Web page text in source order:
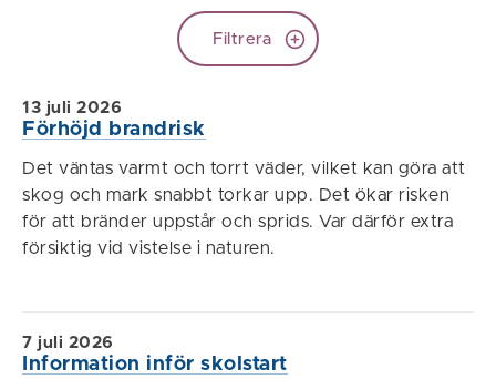
Filtrera
Förhöjd brandrisk
13 juli 2026
Det väntas varmt och torrt väder, vilket kan göra att
skog och mark snabbt torkar upp. Det ökar risken
för att bränder uppstår och sprids. Var därför extra
försiktig vid vistelse i naturen.
Information inför skolstart
7 juli 2026